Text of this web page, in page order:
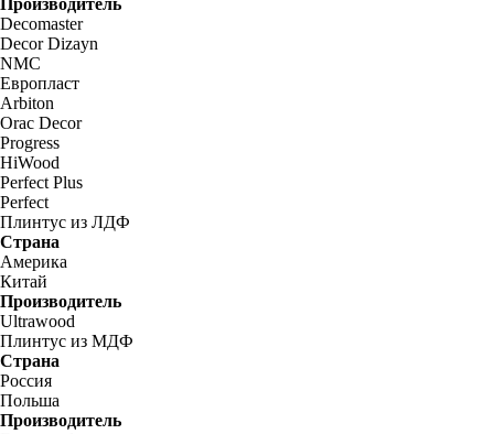
Производитель
Decomaster
Decor Dizayn
NMC
Европласт
Arbiton
Orac Decor
Progress
HiWood
Perfect Plus
Perfect
Плинтус из ЛДФ
Страна
Америка
Китай
Производитель
Ultrawood
Плинтус из МДФ
Страна
Россия
Польша
Производитель